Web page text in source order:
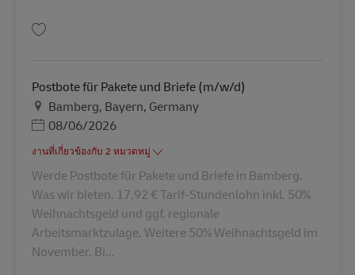
Postbote für Pakete und Briefe (m/w/d)
สถานที่
Bamberg, Bayern, Germany
Posted Date
08/06/2026
งานที่เกี่ยวข้องกับ 2 หมวดหมู่
Werde Postbote für Pakete und Briefe in Bamberg.
Was wir bieten. 17,92 € Tarif-Stundenlohn inkl. 50%
Weihnachtsgeld und ggf. regionale
Arbeitsmarktzulage. Weitere 50% Weihnachtsgeld im
November. Bi...